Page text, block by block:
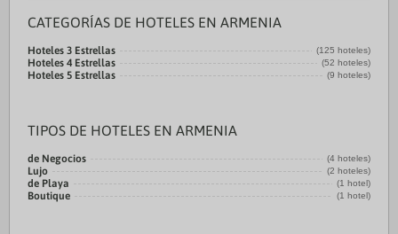
CATEGORÍAS DE HOTELES EN ARMENIA
Hoteles 3 Estrellas (125 hoteles)
Hoteles 4 Estrellas (52 hoteles)
Hoteles 5 Estrellas (9 hoteles)
TIPOS DE HOTELES EN ARMENIA
de Negocios (4 hoteles)
Lujo (2 hoteles)
de Playa (1 hotel)
Boutique (1 hotel)